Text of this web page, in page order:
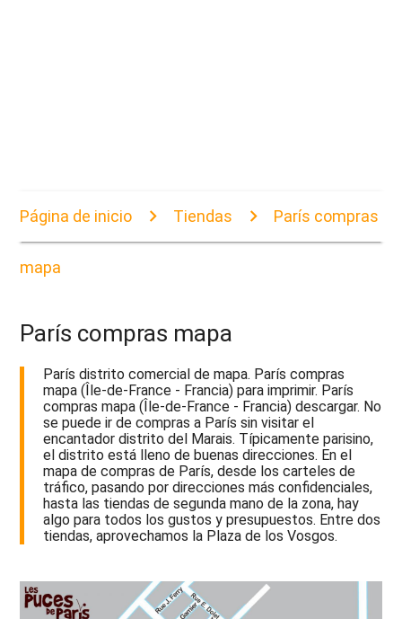
Página de inicio Tiendas París compras
mapa
París compras mapa
París distrito comercial de mapa. París compras
mapa (Île-de-France - Francia) para imprimir. París
compras mapa (Île-de-France - Francia) descargar. No
se puede ir de compras a París sin visitar el
encantador distrito del Marais. Típicamente parisino,
el distrito está lleno de buenas direcciones. En el
mapa de compras de París, desde los carteles de
tráfico, pasando por direcciones más confidenciales,
hasta las tiendas de segunda mano de la zona, hay
algo para todos los gustos y presupuestos. Entre dos
tiendas, aprovechamos la Plaza de los Vosgos.